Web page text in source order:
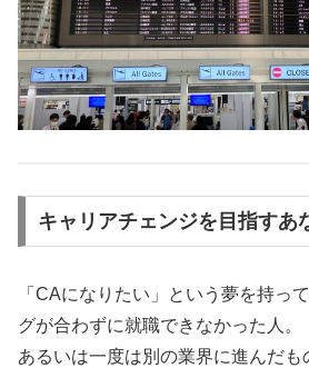
キャリアチェンジを目指すあ
「CAになりたい」という夢を持っ
グが合わずに就職できなかった人。
あるいは一度は別の業界に進んだ